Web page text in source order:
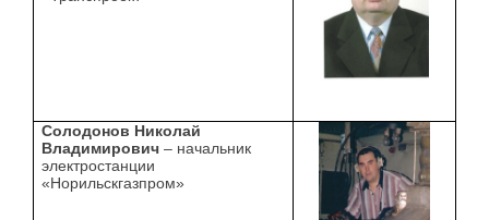
Солодонов Николай
Владимирович – начальник
электростанции
«Норильскгазпром»